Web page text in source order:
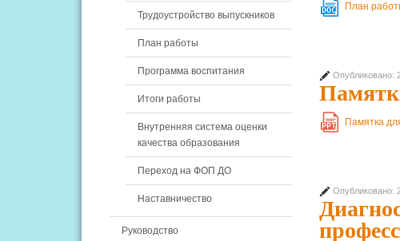
DOC План
Опубликовано:
PPT Памятка
Опубликовано:
Трудоустройство выпускников
План работы
Программа воспитания
Итоги работы
Внутренняя система оценки
качества образования
Переход на ФОП ДО
Наставничество
Руководство